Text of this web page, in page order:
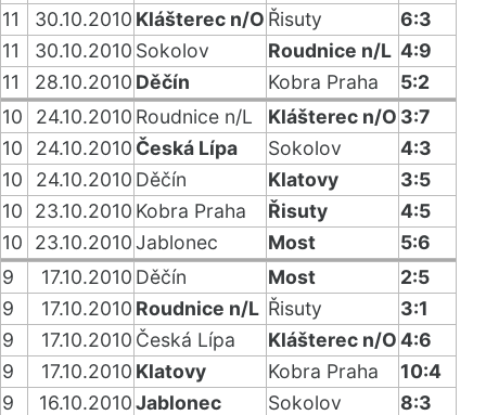
11
30.10.2010 Klášterec n/O Řisuty
6:3
11
30.10.2010 Sokolov Roudnice n/L 4:9
11
28.10.2010 Děčín Kobra Praha
5:2
10
24.10.2010 Roudnice n/L Klášterec n/O 3:7
10
24.10.2010 Česká Lípa Sokolov
4:3
10
24.10.2010 Děčín Klatovy
3:5
10
23.10.2010 Kobra Praha Řisuty
4:5
10
23.10.2010Jablonec Most
5:6
9
17.10.2010 Děčín Most
2:5
9
17.10.2010 Roudnice n/L Řisuty
3:1
9
17.10.2010 Česká Lípa Klášterec n/O4:6
9
17.10.2010 Klatovy Kobra Praha
10:4
9
16.10.2010Jablonec Sokolov
8:3